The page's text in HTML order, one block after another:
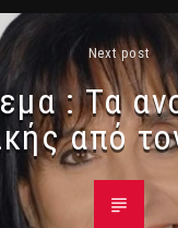
Next post
: Τα
από